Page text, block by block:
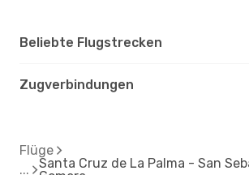
Beliebte Flugstrecken
Zugverbindungen
Flüge
Santa Cruz de La Palma - San